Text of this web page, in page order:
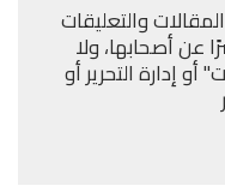
والتعليقات
عن أصحابها، ولا
إدارة التحرير أو